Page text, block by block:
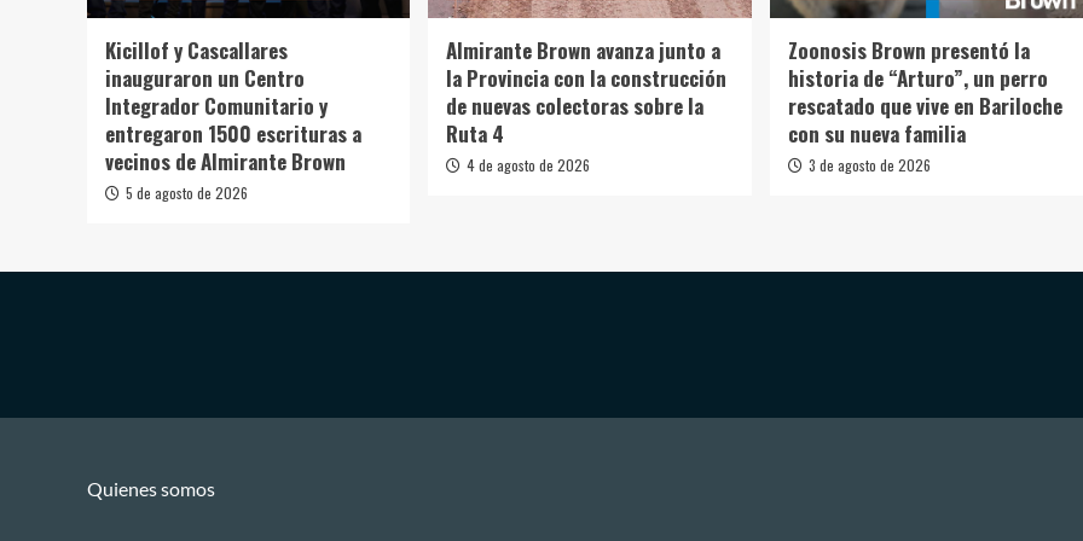
Kicillof y Cascallares
inauguraron un Centro
Integrador Comunitario y
entregaron 1500 escrituras a
vecinos de Almirante Brown
5 de agosto de 2026
Almirante Brown avanza junto a
la Provincia con la construcción
de nuevas colectoras sobre la
Ruta 4
4 de agosto de 2026
Zoonosis Brown presentó la
historia de “Arturo”, un perro
rescatado que vive en Bariloche
con su nueva familia
3 de agosto de 2026
Quienes somos